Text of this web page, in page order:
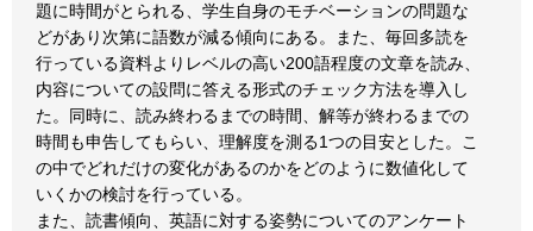
題に時間がとられる、学生自身のモチベーションの問題な
どがあり次第に語数が減る傾向にある。また、毎回多読を
行っている資料よりレベルの高い200語程度の文章を読み、
内容についての設問に答える形式のチェック方法を導入し
た。同時に、読み終わるまでの時間、解等が終わるまでの
時間も申告してもらい、理解度を測る1つの目安とした。こ
の中でどれだけの変化があるのかをどのように数値化して
いくかの検討を行っている。
また、読書傾向、英語に対する姿勢についてのアンケート